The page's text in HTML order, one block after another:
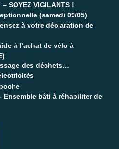
– SOYEZ VIGILANTS !
(samedi 09/05)
à votre déclaration de
à l’achat de vélo à
des déchets…
Ensemble bâti à réhabiliter de